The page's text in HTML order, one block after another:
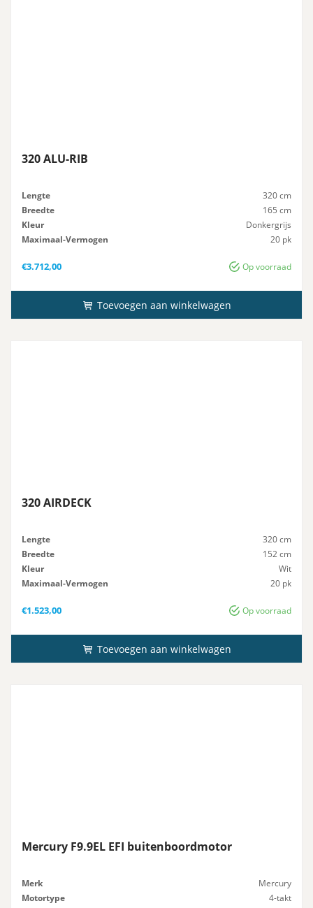
320 ALU-RIB
Lengte
320 cm
Breedte
165 cm
Kleur
Donkergrijs
Maximaal-Vermogen
20 pk
Op voorraad
€3.712,00
Toevoegen aan winkelwagen
320 AIRDECK
Lengte
320 cm
Breedte
152 cm
Kleur
Wit
Maximaal-Vermogen
20 pk
Op voorraad
€1.523,00
Toevoegen aan winkelwagen
Mercury F9.9EL EFI buitenboordmotor
Merk
Mercury
Motortype
4-takt